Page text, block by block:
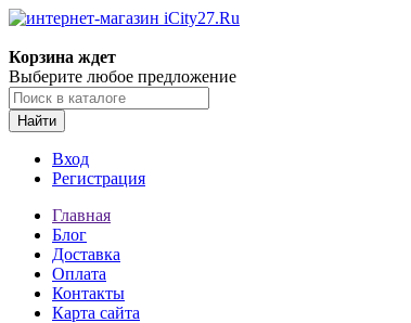
Корзина ждет
Выберите любое предложение
Найти
Вход
Регистрация
Главная
Блог
Доставка
Оплата
Контакты
Карта сайта